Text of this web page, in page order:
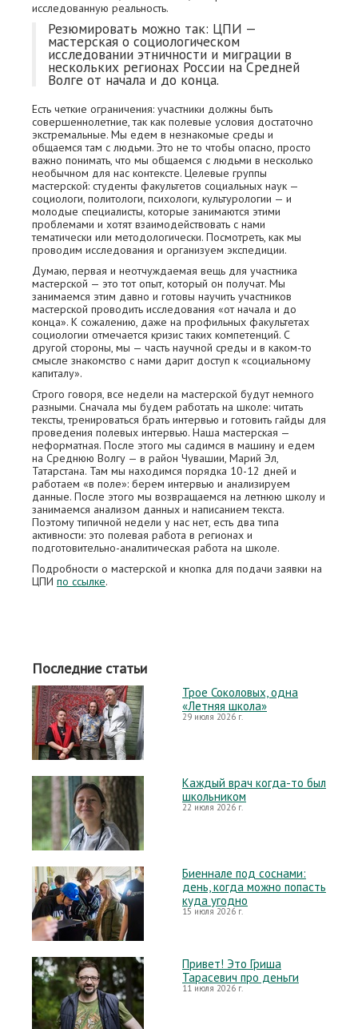
исследованную реальность.
Резюмировать можно так: ЦПИ —
мастерская о социологическом
исследовании этничности и миграции в
нескольких регионах России на Средней
Волге от начала и до конца.
Есть четкие ограничения: участники должны быть
совершеннолетние, так как полевые условия достаточно
экстремальные. Мы едем в незнакомые среды и
общаемся там с людьми. Это не то чтобы опасно, просто
важно понимать, что мы общаемся с людьми в несколько
необычном для нас контексте. Целевые группы
мастерской: студенты факультетов социальных наук —
социологи, политологи, психологи, культурологии — и
молодые специалисты, которые занимаются этими
проблемами и хотят взаимодействовать с нами
тематически или методологически. Посмотреть, как мы
проводим исследования и организуем экспедиции.
Думаю, первая и неотчуждаемая вещь для участника
мастерской — это тот опыт, который он получат. Мы
занимаемся этим давно и готовы научить участников
мастерской проводить исследования «от начала и до
конца». К сожалению, даже на профильных факультетах
социологии отмечается кризис таких компетенций. С
другой стороны, мы — часть научной среды и в каком-то
смысле знакомство с нами дарит доступ к «социальному
капиталу».
Строго говоря, все недели на мастерской будут немного
разными. Сначала мы будем работать на школе: читать
тексты, тренироваться брать интервью и готовить гайды для
проведения полевых интервью. Наша мастерская —
неформатная. После этого мы садимся в машину и едем
на Среднюю Волгу — в район Чувашии, Марий Эл,
Татарстана. Там мы находимся порядка 10-12 дней и
работаем «в поле»: берем интервью и анализируем
данные. После этого мы возвращаемся на летнюю школу и
занимаемся анализом данных и написанием текста.
Поэтому типичной недели у нас нет, есть два типа
активности: это полевая работа в регионах и
подготовительно-аналитическая работа на школе.
Подробности о мастерской и кнопка для подачи заявки на
ЦПИ по ссылке.
Последние статьи
Трое Соколовых, одна
«Летняя школа»
29 июля 2026 г.
Каждый врач когда-то был
школьником
22 июля 2026 г.
Биеннале под соснами:
день, когда можно попасть
куда угодно
15 июля 2026 г.
Привет! Это Гриша
Тарасевич про деньги
11 июля 2026 г.